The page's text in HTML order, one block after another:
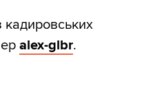
кадировських
alex-glbr.